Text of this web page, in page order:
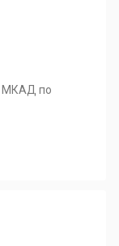
МКАД по